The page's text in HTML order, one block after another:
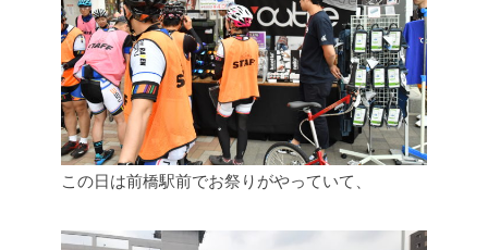
この日は前橋駅前でお祭りがやっていて、